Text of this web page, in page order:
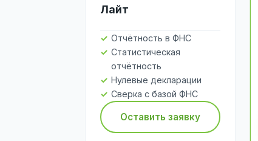
Лайт
Отчётность в ФНС
Статистическая
отчётность
Нулевые декларации
Сверка с базой ФНС
Оставить заявку